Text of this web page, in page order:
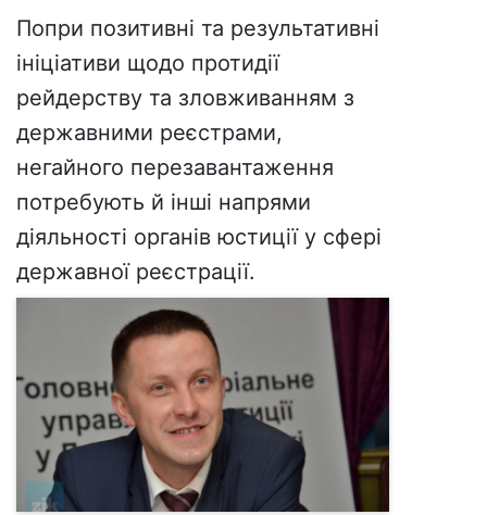
Попри позитивні та результативні
ініціативи щодо протидії
рейдерству та зловживанням з
державними реєстрами,
негайного перезавантаження
потребують й інші напрями
діяльності органів юстиції у сфері
державної реєстрації.